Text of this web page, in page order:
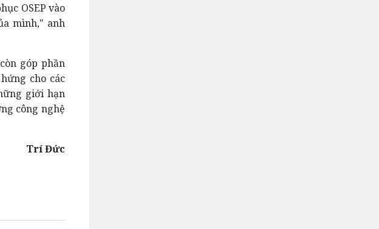
OSEP vào
mình," anh
góp phần
cho các
giới hạn
công nghệ
Trí Đức